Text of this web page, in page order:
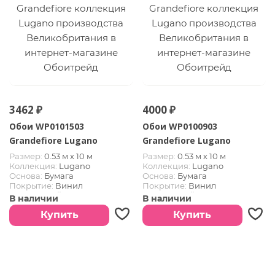
3462 ₽
Обои WP0101503
Grandefiore Lugano
Размер: 0.53 м х 10 м
Коллекция: Lugano
Основа: Бумага
Покрытие: Винил
вспененный
Страна:Великобритания
В наличии
Купить
4000 ₽
Обои WP0100903
Grandefiore Lugano
Размер: 0.53 м х 10 м
Коллекция: Lugano
Основа: Бумага
Покрытие: Винил
вспененный
Страна:Великобритания
В наличии
Купить